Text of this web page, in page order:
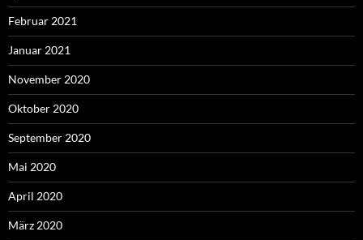
Februar 2021
Januar 2021
November 2020
Oktober 2020
September 2020
Mai 2020
April 2020
März 2020